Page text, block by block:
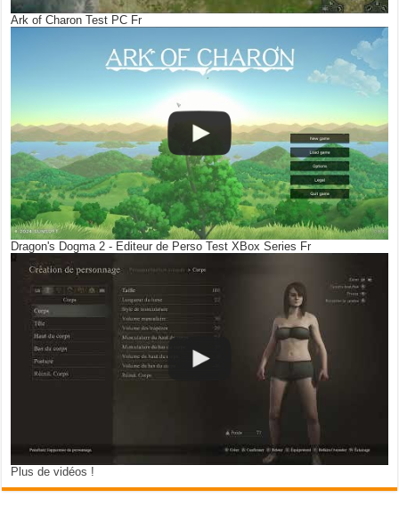
Ark of Charon Test PC Fr
Dragon's Dogma 2 - Editeur de Perso Test XBox Series Fr
Plus de vidéos !